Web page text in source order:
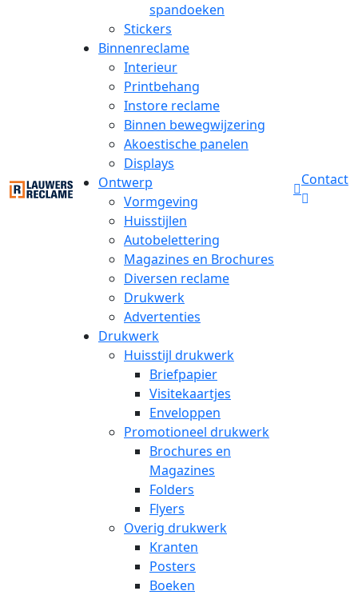
spandoeken
Stickers
Binnenreclame
Interieur
Printbehang
Instore reclame
Binnen bewegwijzering
Akoestische panelen
Displays
Ontwerp
Vormgeving
Huisstijlen
Autobelettering
Magazines en Brochures
Diversen reclame
Drukwerk
Advertenties
Drukwerk
Huisstijl drukwerk
Briefpapier
Visitekaartjes
Enveloppen
Promotioneel drukwerk
Brochures en
Magazines
Folders
Flyers
Overig drukwerk
Kranten
Posters
Boeken
Contact